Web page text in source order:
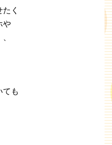
く
や
も